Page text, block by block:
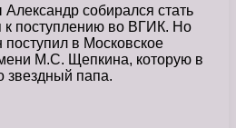
собирался стать
к поступлению во ВГИК. Но
в Московское
М.С. Щепкина, которую в
звездный папа.